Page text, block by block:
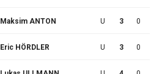
Maksim ANTON U 3 0
Eric HÖRDLER U 3 0